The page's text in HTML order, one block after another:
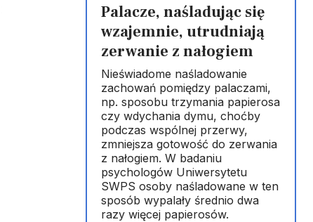
Palacze, naśladując się
wzajemnie, utrudniają
zerwanie z nałogiem
Nieświadome naśladowanie
zachowań pomiędzy palaczami,
np. sposobu trzymania papierosa
czy wdychania dymu, choćby
podczas wspólnej przerwy,
zmniejsza gotowość do zerwania
z nałogiem. W badaniu
psychologów Uniwersytetu
SWPS osoby naśladowane w ten
sposób wypalały średnio dwa
razy więcej papierosów.